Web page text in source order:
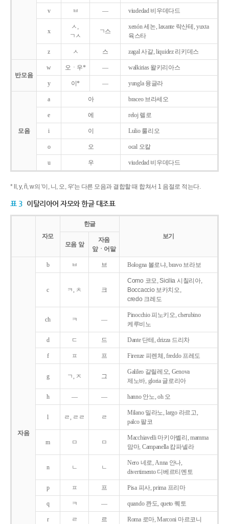
v ㅂ ― viudedad 비우데다드
x
ㅅ,
ㄱㅅ
ㄱ스
xenón 세논, laxante 락산테, yuxta
육스타
z ㅅ 스 zagal 사갈, liquidez 리키데스
반모음
w 오ㆍ우* ― walkirias 왈키리아스
y 이* ― yungla 융글라
모음
a 아 braceo 브라세오
e 에 reloj 렐로
i 이 Lulio 룰리오
o 오 ocal 오칼
u 우 viudedad 비우데다드
* ll, y, ñ, w의 '이, 니, 오, 우'는 다른 모음과 결합할 때 합쳐서 1 음절로 적는다.
표 3 이탈리아어 자모와 한글 대조표
자모
한글
보기
모음 앞
자음
앞ㆍ어말
자음
b ㅂ 브 Bologna 볼로냐, bravo 브라보
c ㅋ, ㅊ 크
Como 코모, Sicilia 시칠리아,
Boccaccio 보카치오,
credo 크레도
ch ㅋ ―
Pinocchio 피노키오, cherubino
케루비노
d ㄷ 드 Dante 단테, drizza 드리차
f ㅍ 프 Firenze 피렌체, freddo 프레도
g ㄱ, ㅈ 그
Galileo 갈릴레오, Genova
제노바, gloria 글로리아
h ― ― hanno 안노, oh 오
l ㄹ, ㄹㄹ ㄹ
Milano 밀라노, largo 라르고,
palco 팔코
m ㅁ ㅁ
Macchiavelli 마키아벨리, mamma
맘마, Campanella 캄파넬라
n ㄴ ㄴ
Nero 네로, Anna 안나,
divertimento 디베르티멘토
p ㅍ 프 Pisa 피사, prima 프리마
q ㅋ ― quando 콴도, queto 퀘토
r ㄹ 르 Roma 로마, Marconi 마르코니